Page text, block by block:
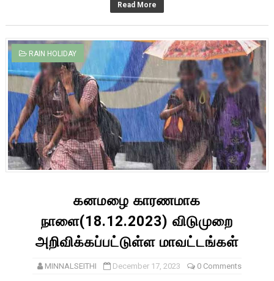
Read More
RAIN HOLIDAY
கனமழை காரணமாக
நாளை(18.12.2023) விடுமுறை
அறிவிக்கப்பட்டுள்ள மாவட்டங்கள்
MINNALSEITHI December 17, 2023 0 Comments